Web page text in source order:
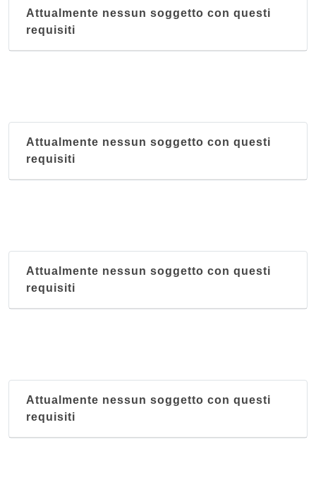
Attualmente nessun soggetto con questi
requisiti
Attualmente nessun soggetto con questi
requisiti
Attualmente nessun soggetto con questi
requisiti
Attualmente nessun soggetto con questi
requisiti